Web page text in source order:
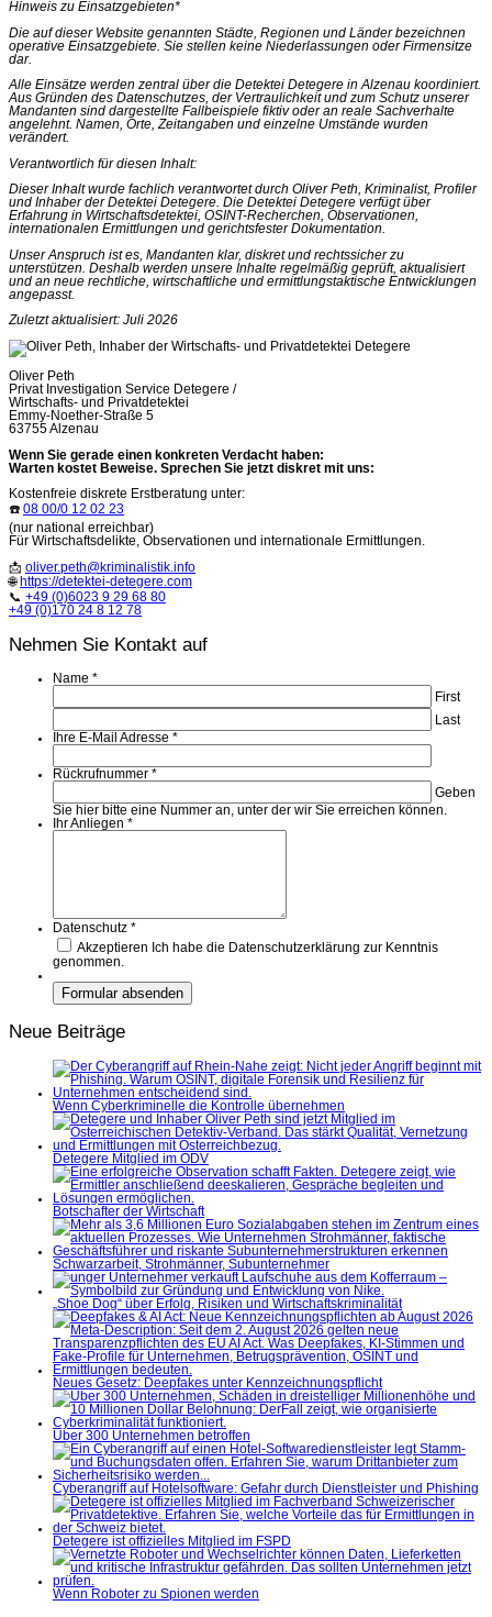
Hinweis zu Einsatzgebieten*
Die auf dieser Website genannten Städte, Regionen und Länder bezeichnen
operative Einsatzgebiete. Sie stellen keine Niederlassungen oder Firmensitze
dar.
Alle Einsätze werden zentral über die Detektei Detegere in Alzenau koordiniert.
Aus Gründen des Datenschutzes, der Vertraulichkeit und zum Schutz unserer
Mandanten sind dargestellte Fallbeispiele fiktiv oder an reale Sachverhalte
angelehnt. Namen, Orte, Zeitangaben und einzelne Umstände wurden
verändert.
Verantwortlich für diesen Inhalt:
Dieser Inhalt wurde fachlich verantwortet durch Oliver Peth, Kriminalist, Profiler
und Inhaber der Detektei Detegere. Die Detektei Detegere verfügt über
Erfahrung in Wirtschaftsdetektei, OSINT-Recherchen, Observationen,
internationalen Ermittlungen und gerichtsfester Dokumentation.
Unser Anspruch ist es, Mandanten klar, diskret und rechtssicher zu
unterstützen. Deshalb werden unsere Inhalte regelmäßig geprüft, aktualisiert
und an neue rechtliche, wirtschaftliche und ermittlungstaktische Entwicklungen
angepasst.
Zuletzt aktualisiert: Juli 2026
Oliver Peth
Privat Investigation Service Detegere /
Wirtschafts- und Privatdetektei
Emmy-Noether-Straße 5
63755 Alzenau
Wenn Sie gerade einen konkreten Verdacht haben:
Warten kostet Beweise. Sprechen Sie jetzt diskret mit uns:
Kostenfreie diskrete Erstberatung unter:
☎️ 08 00/0 12 02 23
(nur national erreichbar)
Für Wirtschaftsdelikte, Observationen und internationale Ermittlungen.
📩 oliver.peth@kriminalistik.info
🌐 https://detektei-detegere.com
📞 +49 (0)6023 9 29 68 80
+49 (0)170 24 8 12 78
Nehmen Sie Kontakt auf
Name *
First
Last
Ihre E-Mail Adresse *
Rückrufnummer *
Geben
Sie hier bitte eine Nummer an, unter der wir Sie erreichen können.
Ihr Anliegen *
Datenschutz *
Akzeptieren Ich habe die Datenschutzerklärung zur Kenntnis
genommen.
Neue Beiträge
Wenn Cyberkriminelle die Kontrolle übernehmen
Detegere Mitglied im ÖDV
Botschafter der Wirtschaft
Schwarzarbeit, Strohmänner, Subunternehmer
„Shoe Dog“ über Erfolg, Risiken und Wirtschaftskriminalität
Neues Gesetz: Deepfakes unter Kennzeichnungspflicht
Über 300 Unternehmen betroffen
Cyberangriff auf Hotelsoftware: Gefahr durch Dienstleister und Phishing
Detegere ist offizielles Mitglied im FSPD
Wenn Roboter zu Spionen werden